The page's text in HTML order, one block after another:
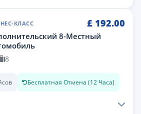
КЛАСС £ 192.00
8-Местный
8
Бесплатная Отмена (12 Часа)